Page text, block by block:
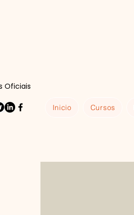
Oficiais
Inicio Cursos